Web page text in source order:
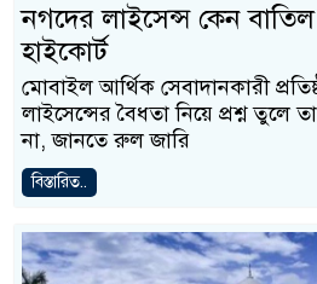
নগদের লাইসেন্স কেন
হাইকোর্ট
মোবাইল আর্থিক সেবাদানকারী
লাইসেন্সের বৈধতা নিয়ে প্রশ্ন তুলে
না, জানতে রুল জারি
বিস্তারিত..